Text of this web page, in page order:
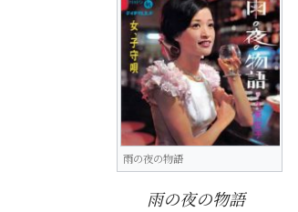
雨の夜の物語
雨の夜の物語